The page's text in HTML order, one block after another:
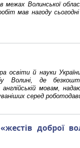
межах Волинської
мав нагоду
освіти й науки
Волині, де
мовам,
серед
доброї